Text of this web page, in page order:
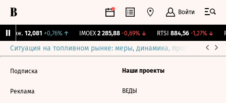
Войти
Бирж. 12,081 +0,76%↑ IMOEX 2 285,88 -0,69%↓ RTSI 884,56 -1,27%↓
Ситуация на топливном рынке: меры, динамика, прогнозы
Подписка
Реклама
Наши проекты
ВЕДЫ